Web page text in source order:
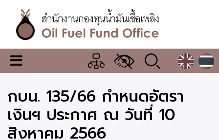
เนื้อหา
หลักสำนักงาน
กองทุน
น้ำมัน
เชื้อ
เพลิง
เมนู
เปลี่ยน
แสดง
ผล
กบน. 135/66 กำหนดอัตรา
เงินฯ ประกาศ ณ วันที่ 10
สิงหาคม 2566